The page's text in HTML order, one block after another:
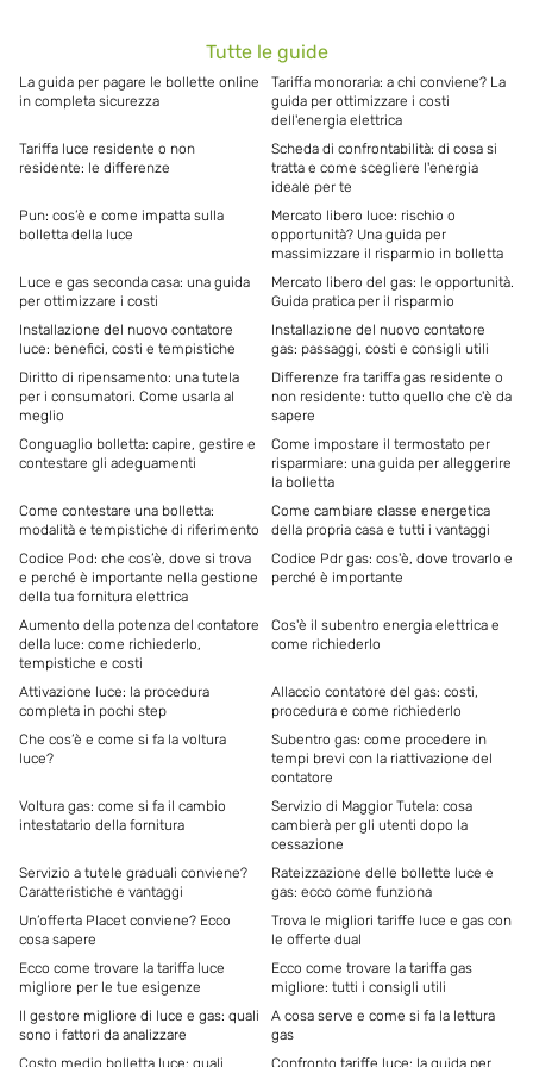
Tutte le guide
La guida per pagare le bollette online
in completa sicurezza
Tariffa monoraria: a chi conviene? La
guida per ottimizzare i costi
dell'energia elettrica
Tariffa luce residente o non
residente: le differenze
Scheda di confrontabilità: di cosa si
tratta e come scegliere l'energia
ideale per te
Pun: cos’è e come impatta sulla
bolletta della luce
Mercato libero luce: rischio o
opportunità? Una guida per
massimizzare il risparmio in bolletta
Luce e gas seconda casa: una guida
per ottimizzare i costi
Mercato libero del gas: le opportunità.
Guida pratica per il risparmio
Installazione del nuovo contatore
luce: benefici, costi e tempistiche
Installazione del nuovo contatore
gas: passaggi, costi e consigli utili
Diritto di ripensamento: una tutela
per i consumatori. Come usarla al
meglio
Differenze fra tariffa gas residente o
non residente: tutto quello che c'è da
sapere
Conguaglio bolletta: capire, gestire e
contestare gli adeguamenti
Come impostare il termostato per
risparmiare: una guida per alleggerire
la bolletta
Come contestare una bolletta:
modalità e tempistiche di riferimento
Come cambiare classe energetica
della propria casa e tutti i vantaggi
Codice Pod: che cos’è, dove si trova
e perché è importante nella gestione
della tua fornitura elettrica
Codice Pdr gas: cos'è, dove trovarlo e
perché è importante
Aumento della potenza del contatore
della luce: come richiederlo,
tempistiche e costi
Cos'è il subentro energia elettrica e
come richiederlo
Attivazione luce: la procedura
completa in pochi step
Allaccio contatore del gas: costi,
procedura e come richiederlo
Che cos’è e come si fa la voltura
luce?
Subentro gas: come procedere in
tempi brevi con la riattivazione del
contatore
Voltura gas: come si fa il cambio
intestatario della fornitura
Servizio di Maggior Tutela: cosa
cambierà per gli utenti dopo la
cessazione
Servizio a tutele graduali conviene?
Caratteristiche e vantaggi
Rateizzazione delle bollette luce e
gas: ecco come funziona
Un’offerta Placet conviene? Ecco
cosa sapere
Trova le migliori tariffe luce e gas con
le offerte dual
Ecco come trovare la tariffa luce
migliore per le tue esigenze
Ecco come trovare la tariffa gas
migliore: tutti i consigli utili
Il gestore migliore di luce e gas: quali
sono i fattori da analizzare
A cosa serve e come si fa la lettura
gas
Costo medio bolletta luce: quali
Confronto tariffe luce: la guida per